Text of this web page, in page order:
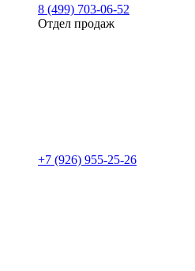
8 (499) 703-06-52
Отдел продаж
+7 (926) 955-25-26